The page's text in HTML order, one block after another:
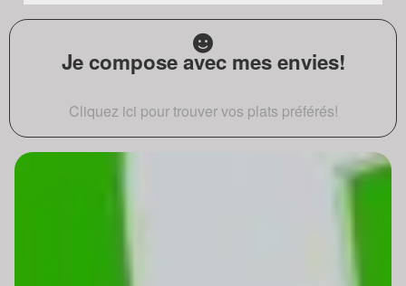
Je compose avec mes envies!
Cliquez ici pour trouver vos plats préférés!